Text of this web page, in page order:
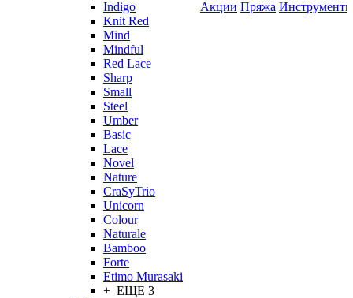
Indigo
Knit Red
Mind
Mindful
Red Lace
Sharp
Small
Steel
Umber
Basic
Lace
Novel
Nature
CraSyTrio
Unicorn
Colour
Naturale
Bamboo
Forte
Etimo Murasaki
+ ЕЩЕ 3
Акции Пряжа Инструменты